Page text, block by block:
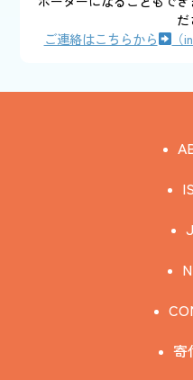
だ
ご連絡はこちらから
寄